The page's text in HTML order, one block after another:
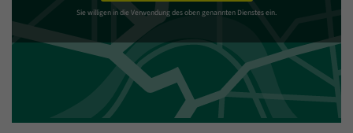
Sie willigen in die Verwendung des oben genannten Dienstes ein.